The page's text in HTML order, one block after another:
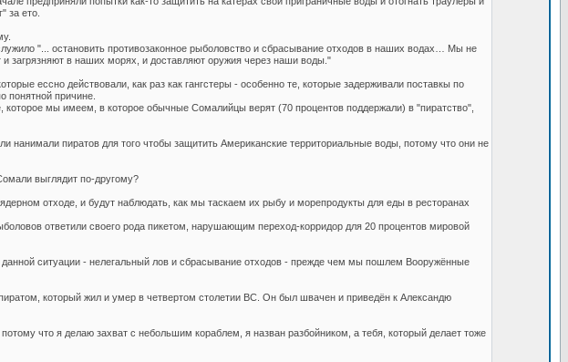
за ето.
"... остановить противозаконное рыболовство и сбрасывание отходов в наших водах… Мы не
загрязняют в наших морях, и доставляют оружия через наши воды."
ессно действовали, как раз как гангстеры - особенно те, которые задерживали поставкы по
причине.
мы имеем, в которое обычные Сомалийцы верят (70 процентов поддержали) в "пиратство",
пиратов для того чтобы защитить Американские территориальные воды, потому что они не
выглядит по-другому?
отходе, и будут наблюдать, как мы таскаем их рыбу и морепродукты для еды в ресторанах
ответили своего рода пикетом, нарушающим переход-корридор для 20 процентов мировой
ситуации - нелегальный лов и сбрасывание отходов - прежде чем мы пошлем Вооружённые
который жил и умер в четвертом столетии BC. Он был швачен и приведён к Александю
что я делаю захват с небольшим кораблем, я назван разбойником, а тебя, который делает тоже